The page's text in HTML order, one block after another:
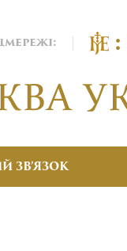
ЗВ’ЯЗОК